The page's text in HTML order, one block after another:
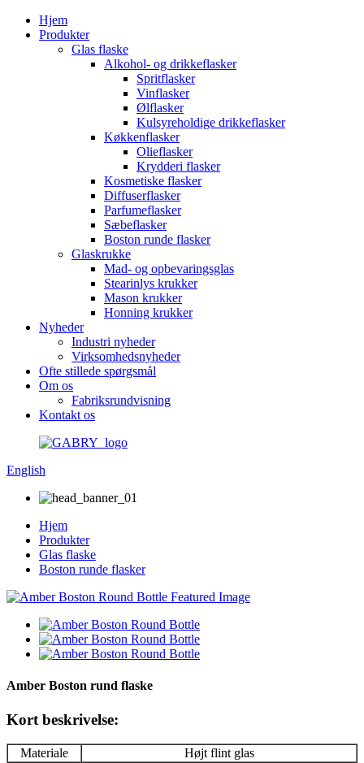
Hjem
Produkter
Glas flaske
Alkohol- og drikkeflasker
Spritflasker
Vinflasker
Ølflasker
Kulsyreholdige drikkeflasker
Køkkenflasker
Olieflasker
Krydderi flasker
Kosmetiske flasker
Diffuserflasker
Parfumeflasker
Sæbeflasker
Boston runde flasker
Glaskrukke
Mad- og opbevaringsglas
Stearinlys krukker
Mason krukker
Honning krukker
Nyheder
Industri nyheder
Virksomhedsnyheder
Ofte stillede spørgsmål
Om os
Fabriksrundvisning
Kontakt os
English
Hjem
Produkter
Glas flaske
Boston runde flasker
Amber Boston rund flaske
Kort beskrivelse:
Materiale
Højt flint glas